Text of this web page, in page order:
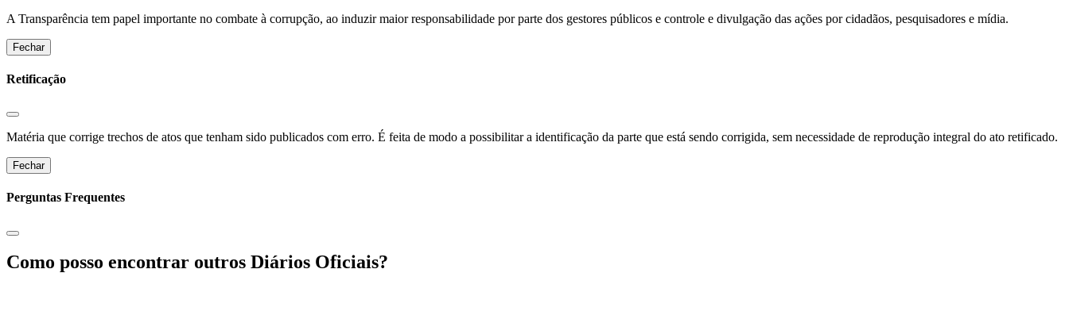
A Transparência tem papel importante no combate à corrupção, ao induzir maior responsabilidade por parte dos gestores públicos e controle e divulgação das ações por cidadãos, pesquisadores e mídia.
Fechar
Retificação
Matéria que corrige trechos de atos que tenham sido publicados com erro. É feita de modo a possibilitar a identificação da parte que está sendo corrigida, sem necessidade de reprodução integral do ato retificado.
Fechar
Perguntas Frequentes
Como posso encontrar outros Diários Oficiais?